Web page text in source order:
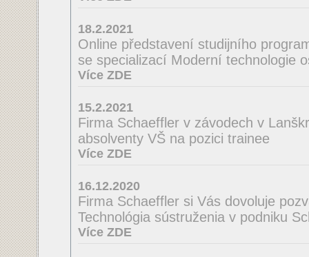
18.2.2021
Online představení studijního
se specializací Moderní technologie
Více ZDE
15.2.2021
Firma Schaeffler v závodech v
absolventy VŠ na pozici trainee
Více ZDE
16.12.2020
Firma Schaeffler si Vás dovoluje
Technológia sústruženia v podniku
Více ZDE